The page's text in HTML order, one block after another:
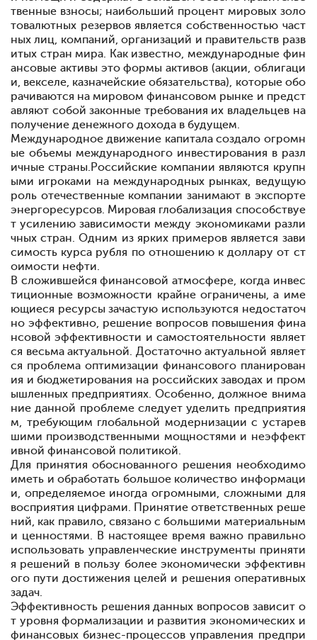
твенные взносы; наибольший процент мировых золо
товалютных резервов является собственностью част
ных лиц, компаний, организаций и правительств разв
итых стран мира. Как известно, международные фин
ансовые активы это формы активов (акции, облигаци
и, векселе, казначейские обязательства), которые обо
рачиваются на мировом финансовом рынке и предст
авляют собой законные требования их владельцев на
получение денежного дохода в будущем.
Международное движение капитала создало огромн
ые объемы международного инвестирования в разл
ичные страны. Российские компании являются крупн
ыми игроками на международных рынках, ведущую
роль отечественные компании занимают в экспорте
энергоресурсов. Мировая глобализация способствуе
т усилению зависимости между экономиками разли
чных стран. Одним из ярких примеров является зави
симость курса рубля по отношению к доллару от ст
оимости нефти.
В сложившейся финансовой атмосфере, когда инвес
тиционные возможности крайне ограничены, а име
ющиеся ресурсы зачастую используются недостаточ
но эффективно, решение вопросов повышения фина
нсовой эффективности и самостоятельности являет
ся весьма актуальной. Достаточно актуальной являет
ся проблема оптимизации финансового планирован
ия и бюджетирования на российских заводах и пром
ышленных предприятиях. Особенно, должное внима
ние данной проблеме следует уделить предприятия
м, требующим глобальной модернизации с устарев
шими производственными мощностями и неэффект
ивной финансовой политикой.
Для принятия обоснованного решения необходимо
иметь и обработать большое количество информаци
и, определяемое иногда огромными, сложными для
восприятия цифрами. Принятие ответственных реше
ний, как правило, связано с большими материальным
и ценностями. В настоящее время важно правильно
использовать управленческие инструменты приняти
я решений в пользу более экономически эффективн
ого пути достижения целей и решения оперативных
задач.
Эффективность решения данных вопросов зависит о
т уровня формализации и развития экономических и
финансовых бизнес-процессов управления предпри